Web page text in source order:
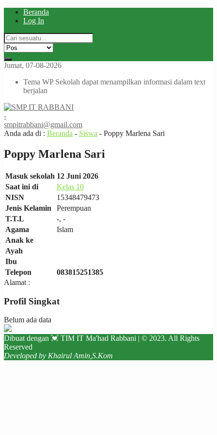
Beranda
Log In
Jumat, 07-08-2026
Tema WP Sekolah dapat menampilkan informasi dalam text
berjalan
-
smpitrabbani@gmail.com
Anda ada di : Beranda - Siswa - Poppy Marlena Sari
Poppy Marlena Sari
Masuk sekolah 12 Juni 2026
Saat ini di
Kelas 10
NISN
15348479473
Jenis Kelamin
Perempuan
T.T.L
-, -
Agama
Islam
Anak ke
Ayah
Ibu
Telepon
083815251385
Alamat :
Profil Singkat
Belum ada data
Dibuat dengan 💓 TIM IT Ma'had Rabbani | © 2023. All Rights
Reserved
Developed by Khairul Amin,S.Kom